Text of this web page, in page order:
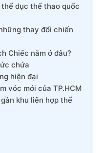
dục thể thao quốc
thay đổi chiến
Chiếc nằm ở đâu?
chứa
hiện đại
vóc mới của TP.HCM
khu liên hợp thể